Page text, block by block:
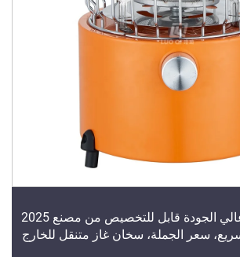
سخان غاز صغير عالي الجودة قابل للتخصيص من مصنع 2025
سعر الجملة، سخان غاز متنقل للخارج